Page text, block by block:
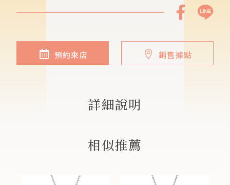
預約來店 銷售據點
詳細說明
相似推薦